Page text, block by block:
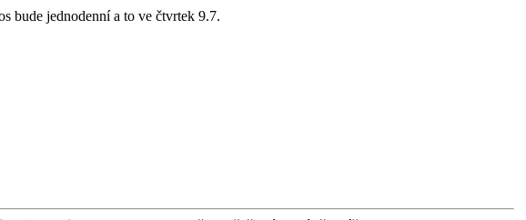
bude jednodenní a to ve čtvrtek 9.7.